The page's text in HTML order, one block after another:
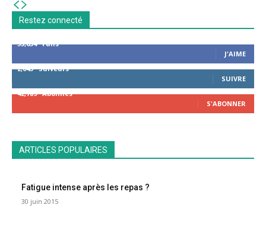
Restez connecté
53,654
Fans
J'AIME
2,043 Suiveurs
SUIVRE
42,789 Abonnés
S'ABONNER
ARTICLES POPULAIRES
Fatigue intense après les repas ?
30 juin 2015